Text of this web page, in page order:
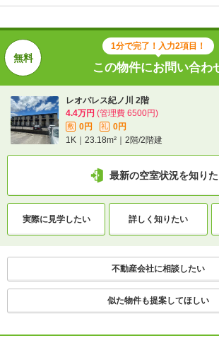
総戸数 32戸
向き
住所 和歌山県和歌山市栄谷
地図を見る
南海本線/紀ノ川駅 歩14分
南海加太線/紀ノ川駅 歩14分
1分で完了！入力2項目！
この物件にお問い合わ
レオパレス紀ノ川 2階
(管理費 6500円)
敷 0円 礼
0円
1分で完了！入力2項目！
この物件にお問い合わ
レオパレス紀ノ川 2階
4.4万円 (管理費 6500円)
敷 0円 礼
0円
1K｜23.18m²｜2階/2階建
最新の空室状況を知り
実際に見学したい 詳しく知りたい
不動産会社に相談したい
似た物件も提案してほしい